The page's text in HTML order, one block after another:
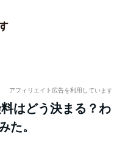
アフィリエイト広告を利用しています
はどう決まる？わ
た。